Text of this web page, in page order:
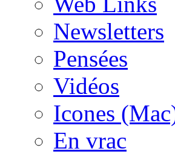
Newsletters
Pensées
Vidéos
Icones
En vrac